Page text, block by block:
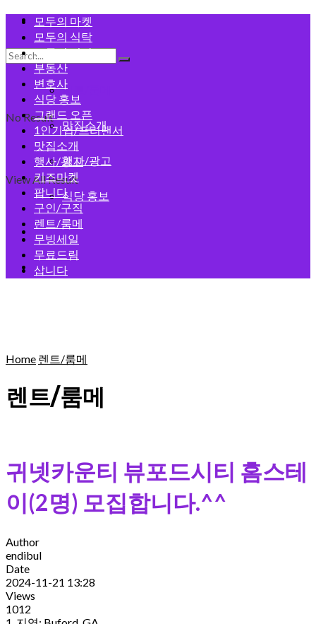
모두의 게시판
렌트/룸메
맛집소개
행사/광고
식당 홍보
회원가입
로그인
No Result
View All Result
모두의 마켓
모두의 식탁
모두의 건강
부동산
변호사
식당 홍보
그랜드 오픈
1인기업/프리랜서
맛집소개
행사/광고
키즈마켓
팝니다
구인/구직
렌트/룸메
무빙세일
무료드림
삽니다
Home 렌트/룸메
렌트/룸메
귀넷카운티 뷰포드시티 홈스테
이(2명) 모집합니다.^^
Author
endibul
Date
2024-11-21 13:28
Views
1012